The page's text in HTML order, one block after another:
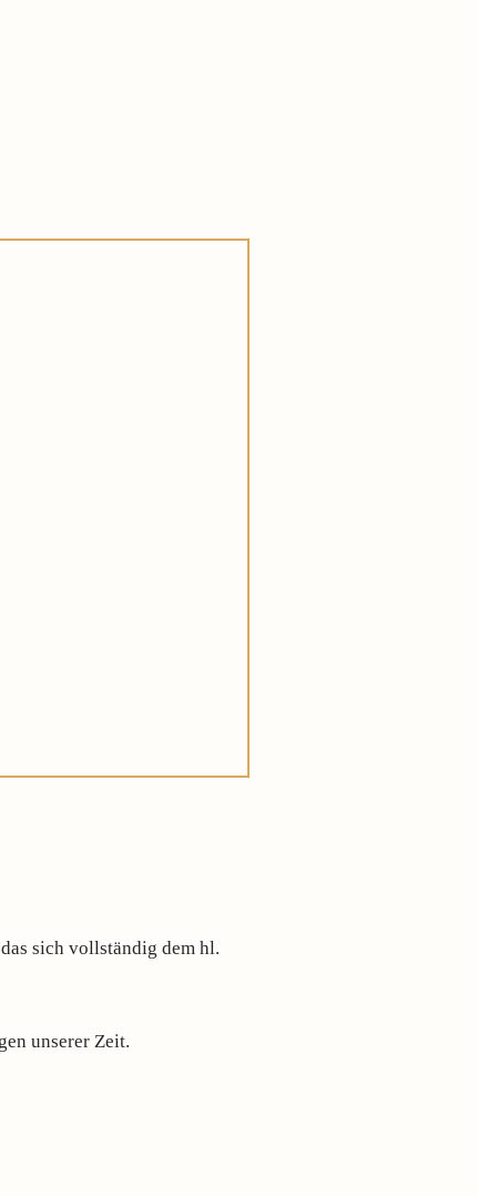
sich vollständig dem hl.
unserer Zeit.